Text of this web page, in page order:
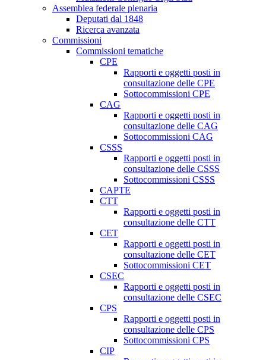
Assemblea federale plenaria
Deputati dal 1848
Ricerca avanzata
Commissioni
Commissioni tematiche
CPE
Rapporti e oggetti posti in
consultazione delle CPE
Sottocommissioni CPE
CAG
Rapporti e oggetti posti in
consultazione delle CAG
Sottocommissioni CAG
CSSS
Rapporti e oggetti posti in
consultazione delle CSSS
Sottocommissioni CSSS
CAPTE
CTT
Rapporti e oggetti posti in
consultazione delle CTT
CET
Rapporti e oggetti posti in
consultazione delle CET
Sottocommissioni CET
CSEC
Rapporti e oggetti posti in
consultazione delle CSEC
CPS
Rapporti e oggetti posti in
consultazione delle CPS
Sottocommissioni CPS
CIP